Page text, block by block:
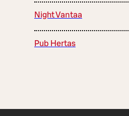
Night Vantaa
Pub Hertas